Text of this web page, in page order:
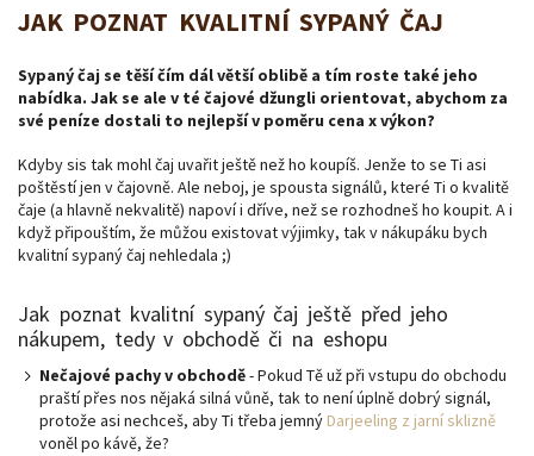
JAK POZNAT KVALITNÍ SYPANÝ ČAJ
Sypaný čaj se těší čím dál větší oblibě a tím roste také jeho
nabídka. Jak se ale v té čajové džungli orientovat, abychom za
své peníze dostali to nejlepší v poměru cena x výkon?
Kdyby sis tak mohl čaj uvařit ještě než ho koupíš. Jenže to se Ti asi
poštěstí jen v čajovně. Ale neboj, je spousta signálů, které Ti o kvalitě
čaje (a hlavně nekvalitě) napoví i dříve, než se rozhodneš ho koupit. A i
když připouštím, že můžou existovat výjimky, tak v nákupáku bych
kvalitní sypaný čaj nehledala ;)
Jak poznat kvalitní sypaný čaj ještě před jeho
nákupem, tedy v obchodě či na eshopu
Nečajové pachy v obchodě- Pokud Tě už při vstupu do obchodu
praští přes nos nějaká silná vůně, tak to není úplně dobrý signál,
protože asi nechceš, aby Ti třeba jemný Darjeeling z jarní sklizně
voněl po kávě, že?